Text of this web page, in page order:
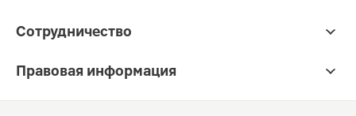
Сотрудничество
Правовая информация